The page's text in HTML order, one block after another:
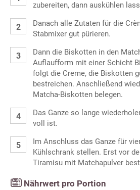
zubereiten, dann auskühlen
Danach alle Zutaten für die
Stabmixer gut pürieren.
Dann die Biskotten in den
Auflaufform mit einer Schicht
folgt die Creme, die Biskotten
bestreichen. Anschließend
Matcha-Biskotten belegen.
Das Ganze so lange
voll ist.
Im Anschluss das Ganze für
Kühlschrank stellen. Erst vor
Tiramisu mit Matchapulver
Nährwert pro Portion